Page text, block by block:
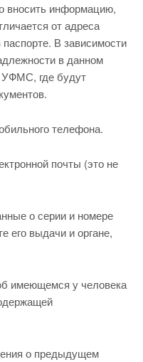
вносить информацию,
от адреса
паспорте. В зависимости
в данном
УФМС, где будут
телефона.
почты (это не
о серии и номере
его выдачи и органе,
имеющемся у человека
о предыдущем